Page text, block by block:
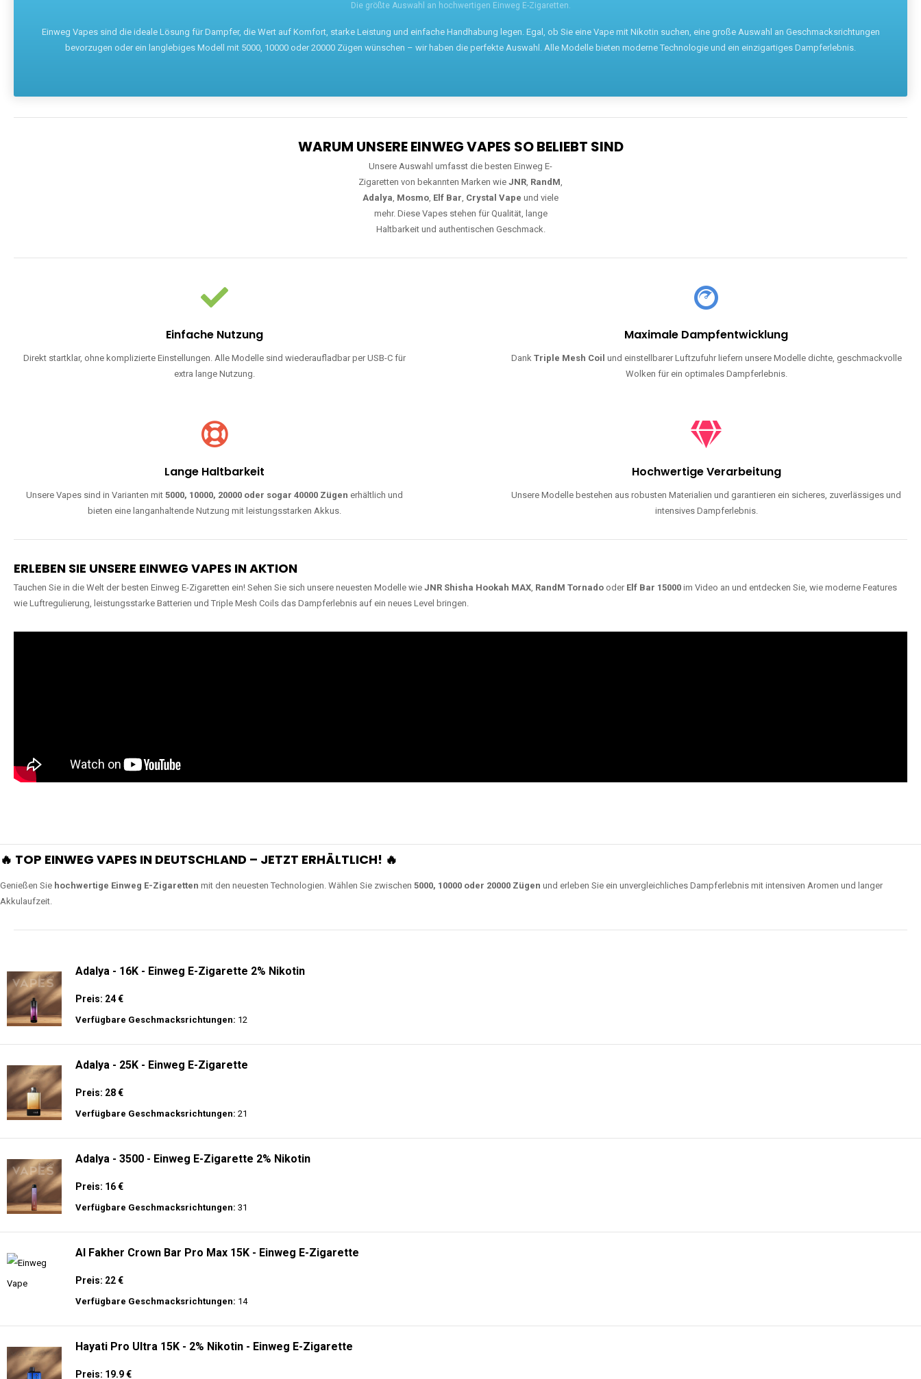
Die größte Auswahl an hochwertigen Einweg E-Zigaretten.
Einweg Vapes sind die ideale Lösung für Dampfer, die Wert auf Komfort, starke Leistung und einfache Handhabung legen. Egal, ob Sie eine Vape mit Nikotin suchen, eine große Auswahl an Geschmacksrichtungen
bevorzugen oder ein langlebiges Modell mit 5000, 10000 oder 20000 Zügen wünschen – wir haben die perfekte Auswahl. Alle Modelle bieten moderne Technologie und ein einzigartiges Dampferlebnis.
WARUM UNSERE EINWEG VAPES SO BELIEBT SIND
Unsere Auswahl umfasst die besten Einweg E-
Zigaretten von bekannten Marken wie JNR, RandM,
Adalya, Mosmo, Elf Bar, Crystal Vape und viele
mehr. Diese Vapes stehen für Qualität, lange
Haltbarkeit und authentischen Geschmack.
Einfache Nutzung
Direkt startklar, ohne komplizierte Einstellungen. Alle Modelle sind wiederaufladbar per USB-C für
extra lange Nutzung.
Maximale Dampfentwicklung
Dank Triple Mesh Coil und einstellbarer Luftzufuhr liefern unsere Modelle dichte, geschmackvolle
Wolken für ein optimales Dampferlebnis.
Lange Haltbarkeit
Unsere Vapes sind in Varianten mit5000, 10000, 20000 oder sogar 40000 Zügen erhältlich und
bieten eine langanhaltende Nutzung mit leistungsstarken Akkus.
Hochwertige Verarbeitung
Unsere Modelle bestehen aus robusten Materialien und garantieren ein sicheres, zuverlässiges und
intensives Dampferlebnis.
ERLEBEN SIE UNSERE EINWEG VAPES IN AKTION
Tauchen Sie in die Welt der besten Einweg E-Zigaretten ein! Sehen Sie sich unsere neuesten Modelle wie JNR Shisha Hookah MAX, RandM Tornado oder Elf Bar 15000 im Video an und entdecken Sie, wie moderne Features
wie Luftregulierung, leistungsstarke Batterien und Triple Mesh Coils das Dampferlebnis auf ein neues Level bringen.
🔥 TOP EINWEG VAPES IN DEUTSCHLAND – JETZT ERHÄLTLICH! 🔥
Genießen Sie hochwertige Einweg E-Zigaretten mit den neuesten Technologien. Wählen Sie zwischen 5000, 10000 oder 20000 Zügen und erleben Sie ein unvergleichliches Dampferlebnis mit intensiven Aromen und langer
Akkulaufzeit.
Adalya - 16K - Einweg E-Zigarette 2% Nikotin
Preis: 24 €
Verfügbare Geschmacksrichtungen: 12
Adalya - 25K - Einweg E-Zigarette
Preis: 28 €
Verfügbare Geschmacksrichtungen: 21
Adalya - 3500 - Einweg E-Zigarette 2% Nikotin
Preis: 16 €
Verfügbare Geschmacksrichtungen: 31
Al Fakher Crown Bar Pro Max 15K - Einweg E-Zigarette
Preis: 22 €
Verfügbare Geschmacksrichtungen: 14
Hayati Pro Ultra 15K - 2% Nikotin - Einweg E-Zigarette
Preis: 19.9 €